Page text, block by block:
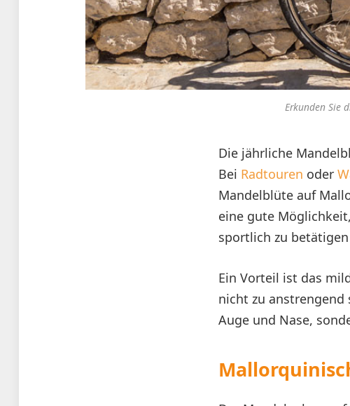
Erkunden Sie
Die jährliche
Bei Radtouren oder
Mandelblüte auf
eine gute
sportlich zu
Ein Vorteil ist das
nicht zu
Auge und Nase,